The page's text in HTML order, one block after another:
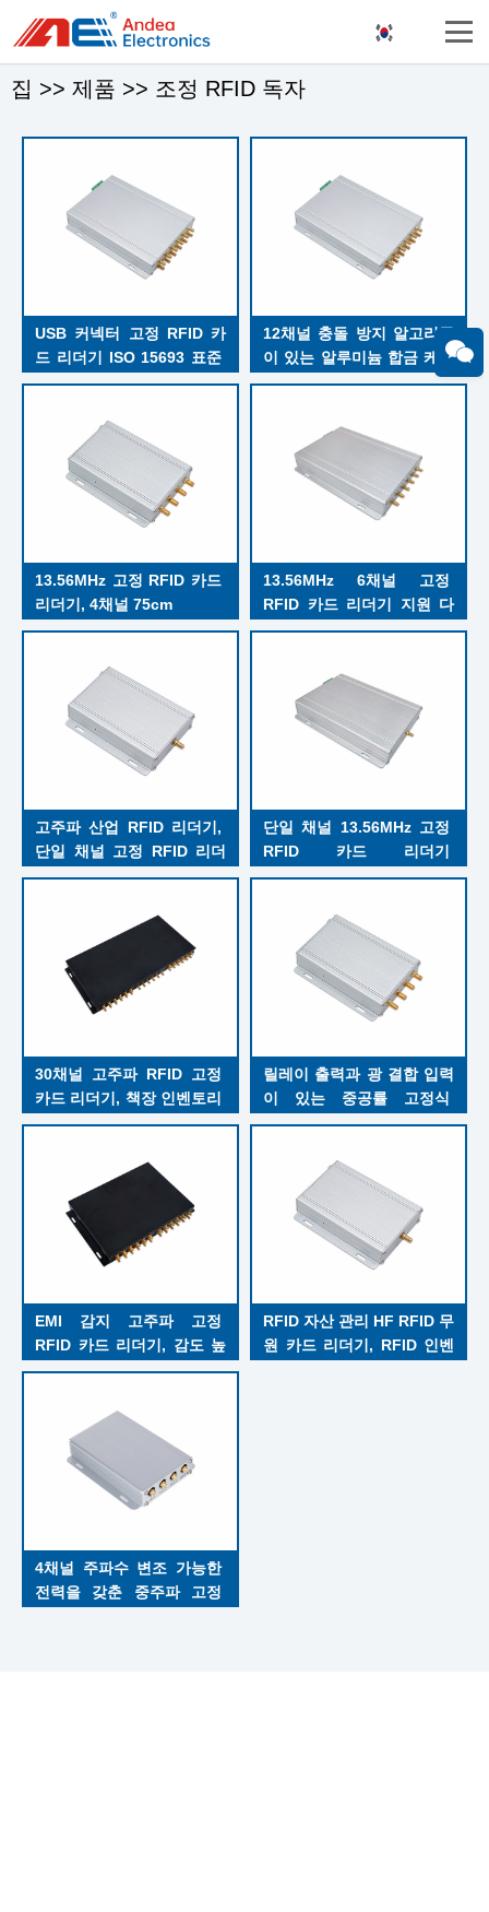
집 >> 제품 >> 조정 RFID 독자
USB 커넥터 고정 RFID 카
드 리더기 ISO 15693 표준
읽기 범위 118cm
12채널 충돌 방지 알고리즘
이 있는 알루미늄 합금 케이
스 고정식 RFID 리더
13.56MHz 고정 RFID 카드
리더기, 4채널 75cm
13.56MHz 6채널 고정
RFID 카드 리더기 지원 다
중 안테나 포트 70pcs 레이
고주파 산업 RFID 리더기,
단일 채널 고정 RFID 리더
기, 릴레이 1개
단일 채널 13.56MHz 고정
RFID 카드 리더기
RS232/RS485/이더
30채널 고주파 RFID 고정
카드 리더기, 책장 인벤토리
관리를 위한 고성능 RFID 카
릴레이 출력과 광 결합 입력
이 있는 중공률 고정식
RFID 카드 리더기 빠른 충
EMI 감지 고주파 고정
RFID 카드 리더기, 감도 높
은 RFID 레이블 네트워크 카
RFID 자산 관리 HF RFID 무
원 카드 리더기, RFID 인벤
4채널 주파수 변조 가능한
전력을 갖춘 중주파 고정